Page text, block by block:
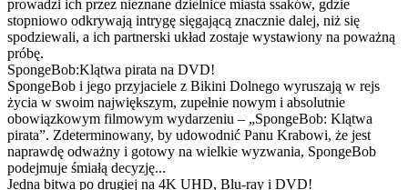
prowadzi ich przez nieznane dzielnice miasta ssaków, gdzie
stopniowo odkrywają intrygę sięgającą znacznie dalej, niż się
spodziewali, a ich partnerski układ zostaje wystawiony na poważną
próbę.
SpongeBob:Klątwa pirata na DVD!
SpongeBob i jego przyjaciele z Bikini Dolnego wyruszają w rejs
życia w swoim największym, zupełnie nowym i absolutnie
obowiązkowym filmowym wydarzeniu – „SpongeBob: Klątwa
pirata”. Zdeterminowany, by udowodnić Panu Krabowi, że jest
naprawdę odważny i gotowy na wielkie wyzwania, SpongeBob
podejmuje śmiałą decyzję...
Jedna bitwa po drugiej na 4K UHD, Blu-ray i DVD!